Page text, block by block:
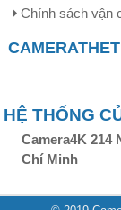
Chính sách vận
HỆ THỐNG
Camera4K 214
Chí Minh